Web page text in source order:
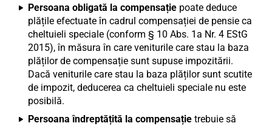
Persoana obligată la compensație poate deduce
plățile efectuate în cadrul compensației de pensie ca
cheltuieli speciale (conform § 10 Abs. 1a Nr. 4 EStG
2015), în măsura în care veniturile care stau la baza
plăților de compensație sunt supuse impozitării.
Dacă veniturile care stau la baza plăților sunt scutite
de impozit, deducerea ca cheltuieli speciale nu este
posibilă.
Persoana îndreptățită la compensație trebuie să